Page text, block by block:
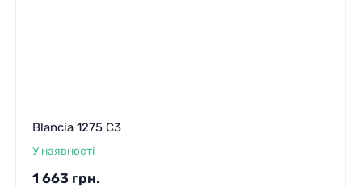
Blancia 1275 C3
У наявності
1 663 грн.